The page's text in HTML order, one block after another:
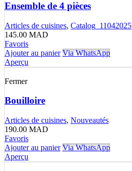
Ensemble de 4 pièces
Articles de cuisines, Catalog_11042025
145.00 MAD
Favoris
Ajouter au panier Via WhatsApp
Aperçu
Fermer
Bouilloire
Articles de cuisines, Nouveautés
190.00 MAD
Favoris
Ajouter au panier Via WhatsApp
Aperçu